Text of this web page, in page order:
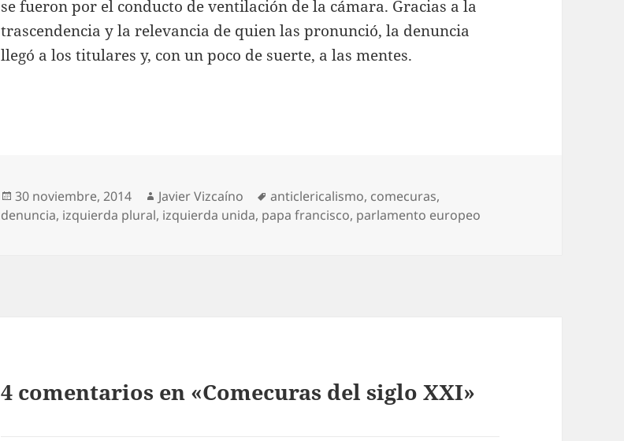
se fueron por el conducto de ventilación de la cámara. Gracias a la
trascendencia y la relevancia de quien las pronunció, la denuncia
llegó a los titulares y, con un poco de suerte, a las mentes.
Publicado
el
30 noviembre, 2014 Autor
Javier Vizcaíno Etiquetas
anticlericalismo, comecuras,
denuncia, izquierda plural, izquierda unida, papa francisco, parlamento europeo
4 comentarios en «Comecuras del siglo XXI»